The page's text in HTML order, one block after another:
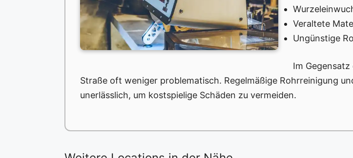
Veraltete
Ungünstige
Im
Straße oft weniger problematisch. Regelmäßige Rohrreinigung
unerlässlich, um kostspielige Schäden zu vermeiden.